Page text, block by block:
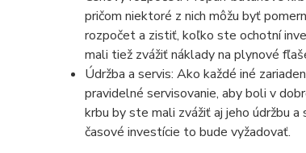
pričom niektoré z nich môžu byť
rozpočet a zistiť, koľko ste ochotní
mali tiež zvážiť náklady na plynové
Údržba a servis: Ako každé iné
pravidelné servisovanie, aby boli v
krbu by ste mali zvážiť aj jeho údržbu
časové investície to bude vyžadovať.